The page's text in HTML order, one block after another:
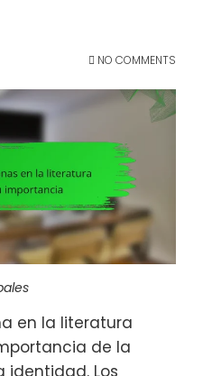
NO COMMENTS
en la literatura
de la
identidad. Los